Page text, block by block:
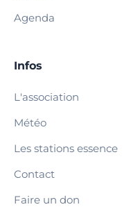
Agenda
Infos
L'association
Météo
Les stations essence
Contact
Faire un don